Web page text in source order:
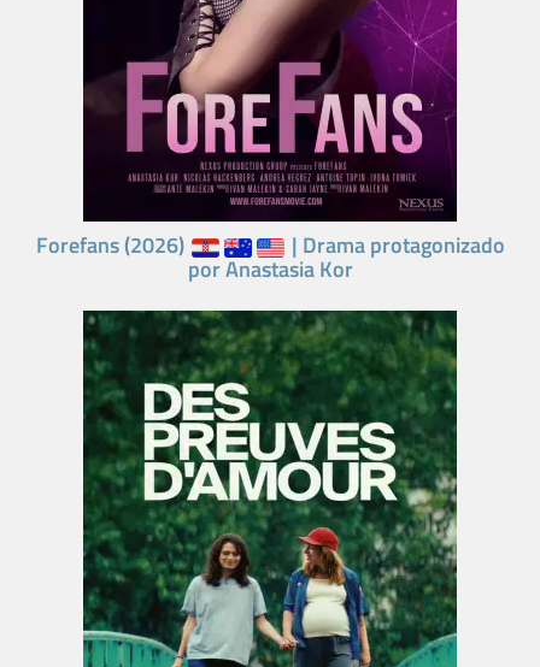
Forefans (2026) | Drama protagonizado
por Anastasia Kor